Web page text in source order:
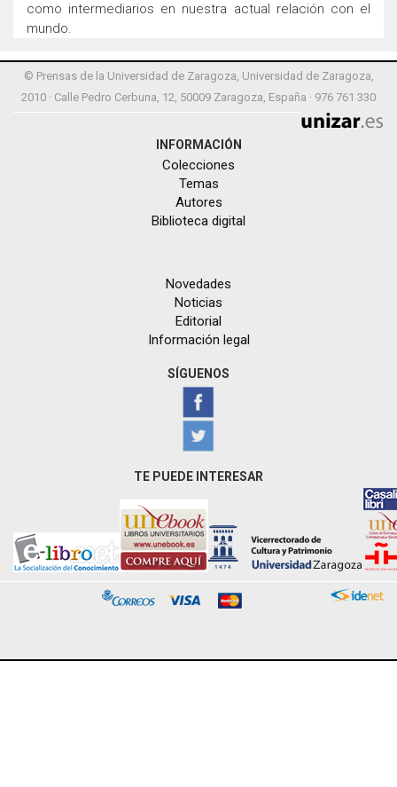
como intermediarios en nuestra actual relación con el
mundo.
© Prensas de la Universidad de Zaragoza, Universidad de Zaragoza,
2010 · Calle Pedro Cerbuna, 12, 50009 Zaragoza, España · 976 761 330
INFORMACIÓN
Colecciones
Temas
Autores
Biblioteca digital
Novedades
Noticias
Editorial
Información legal
SÍGUENOS
TE PUEDE INTERESAR